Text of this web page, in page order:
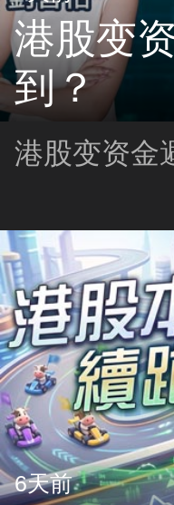
港股变
到？
港股变资金
6天前